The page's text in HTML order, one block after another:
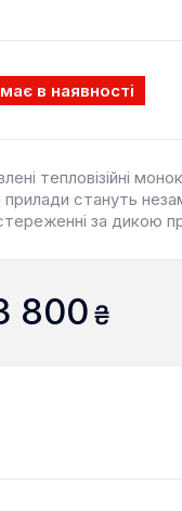
в наявності
тепловізійні
прилади стануть
за дикою
800 ₴